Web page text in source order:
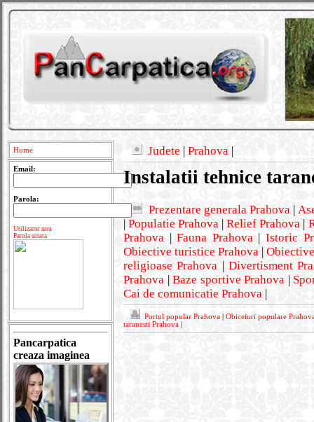
Home
Email:
Parola:
Utilizator nou
Parola uitata
Pancarpatica
creaza imaginea
Judete | Prahova |
Instalatii tehnice
Prezentare generala Prahova |
|Populatie Prahova |Relief Prahova |
Prahova |Fauna Prahova |Istoric
Obiective turistice Prahova |
religioase Prahova | Divertisment
Prahova |Baze sportive Prahova |
Cai de comunicatie Prahova |
Portul popular Prahova
Obiceiuri populare
taranesti Prahova